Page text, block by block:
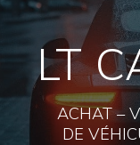
LT
ACHAT –
DE